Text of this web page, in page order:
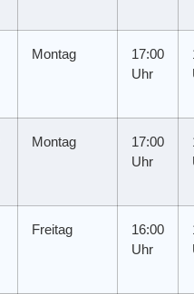
Montag
17:00
Uhr
Montag
17:00
Uhr
Freitag
16:00
Uhr